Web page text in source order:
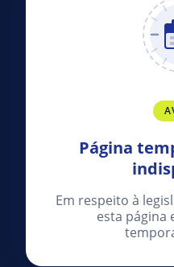
Página
Em respeito à
esta página